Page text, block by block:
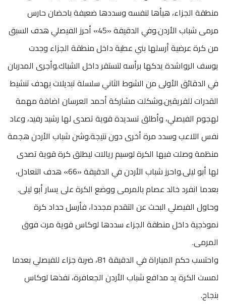
منطقة الجزاء، هيأها لنفسه وسددها ضعيفة باحضان حارس
مرمى شباب الأردن.وفي الدقيقة «45» أحرز الفيصلي هدف السبق
من كرة عرضية أرسلها بني عطية داخل منطقة الجزاء وجدت
يوسف الرواشدة يدكها برأسه لتستقر داخل الشباك.وأجرى المدربان
في الدقائق الأولى من الشوط الثاني سلسلة تبديلات بهدف تنشيط
القدرات للفريقين.وشكلت مشاركة أحمد العرسان اضافة مهمة
لهجوم الفيصلي، وأطلق تسديدة قوية تصدى لها رشيد رفيد، وعاد
نفس اللاعب وسدد مرة أخرى دون نتيجة.وشن شباب الأردن هجمة
منظمة وصلت فيها الكرة لوسيم ريالات ليطلق كرة قوية تصدى
لها أبو ليلى.واحرز شباب الأردن في الدقيقة «66» هدف التعادل،
بعدما انفرد خالد عصام بالمرمى ووضع الكرة على يسار أبو ليلى.
وحاول الفيصلي البحث عن التقدم مجددا، فأرسل حداد كرة
نموذجية داخل منطقة الجزاء سددها لوكاس قوية مرت فوق
المرمى.
واحتسب حكم المباراة في الدقيقة 81، ضربة جزاء للفيصلي بعدما
لمست الكرة يد مدافع شباب الأردن الجعافرة، نفذها لوكاس
بنجاح.